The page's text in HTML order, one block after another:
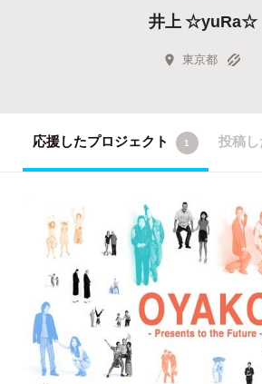
井上 ☆yuRa☆
東京都
応援したプロジェクト 1 投稿